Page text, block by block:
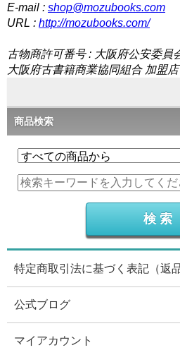
E-mail : shop@mozubooks.com
URL : http://mozubooks.com/
古物商許可番号 : 大阪府公安委員
大阪府古書籍商業協同組合 加盟店
商品検索
特定商取引法に基づく表記（返
公式ブログ
マイアカウント